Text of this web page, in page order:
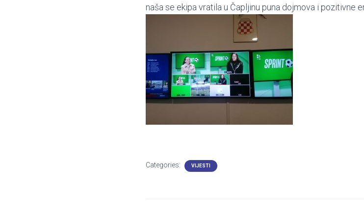
naša se ekipa vratila u Čapljinu puna dojmova i pozitivne
Categories: VIJESTI